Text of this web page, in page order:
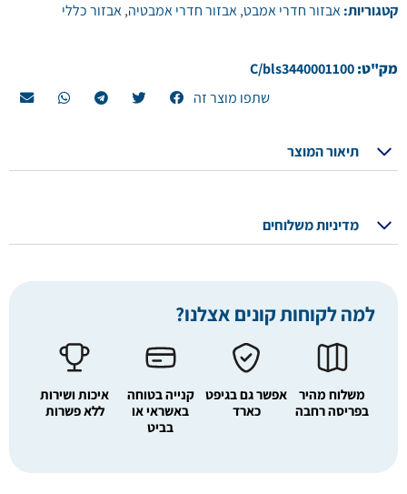
קטגוריות:אבזור חדרי אמבט,אבזור חדרי אמבטיה,אבזור כללי
מק"ט:C/bls3440001100
שתפו מוצר זה
תיאור המוצר
מדיניות משלוחים
למה לקוחות קונים אצלנו?
משלוח מהיר
בפריסה רחבה
אפשר גם בגיפט
כארד
קנייה בטוחה
באשראי או
בביט
איכות ושירות
ללא פשרות